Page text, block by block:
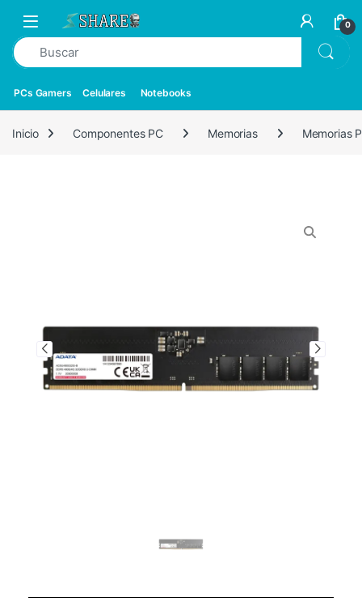
0
PCs Gamers Celulares Notebooks
Inicio Componentes PC Memorias Memorias